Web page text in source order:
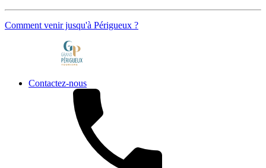
Comment venir jusqu'à Périgueux ?
Contactez-nous